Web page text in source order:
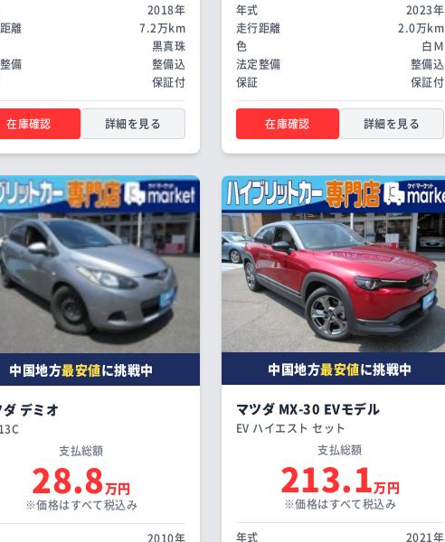
2018年
離
7.2万km
黒真珠
備
整備込
保証付
在庫確認 詳細を見る
年式
2023年
走行距離
2.0万km
色
白Ｍ
法定整備
整備込
保証
保証付
在庫確認 詳細を見る
中国地方最安値に挑戦中
ダ デミオ
支払総額
28.8万円
※価格はすべて税込み
2010年
中国地方最安値に挑戦中
マツダ MX-30 EVモデル
EV ハイエスト セット
支払総額
213.1万円
※価格はすべて税込み
年式
2021年